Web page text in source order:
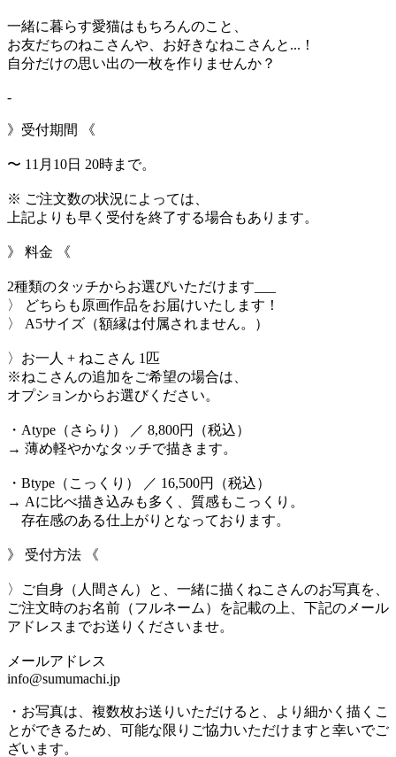
一緒に暮らす愛猫はもちろんのこと、
お友だちのねこさんや、お好きなねこさんと...！
自分だけの思い出の一枚を作りませんか？
-
》受付期間 《
〜 11月10日 20時まで。
※ ご注文数の状況によっては、
上記よりも早く受付を終了する場合もあります。
》 料金 《
2種類のタッチからお選びいただけます___
〉 どちらも原画作品をお届けいたします！
〉 A5サイズ（額縁は付属されません。）
〉お一人 + ねこさん 1匹
※ねこさんの追加をご希望の場合は、
オプションからお選びください。
・Atype（さらり） ／ 8,800円（税込）
→ 薄め軽やかなタッチで描きます。
・Btype（こっくり） ／ 16,500円（税込）
→ Aに比べ描き込みも多く、質感もこっくり。
存在感のある仕上がりとなっております。
》 受付方法 《
〉ご自身（人間さん）と、一緒に描くねこさんのお写真を、
ご注文時のお名前（フルネーム）を記載の上、下記のメール
アドレスまでお送りくださいませ。
メールアドレス
info@sumumachi.jp
・お写真は、複数枚お送りいただけると、より細かく描くこ
とができるため、可能な限りご協力いただけますと幸いでご
ざいます。